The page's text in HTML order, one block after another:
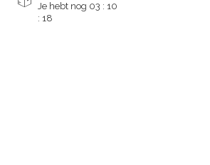
Je hebt nog 03 : 10
: 18